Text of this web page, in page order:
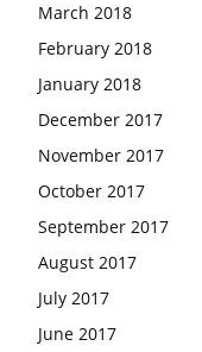
March 2018
February 2018
January 2018
December 2017
November 2017
October 2017
September 2017
August 2017
July 2017
June 2017